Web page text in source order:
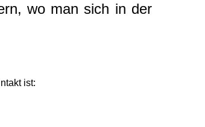
wo man sich in der
ist: